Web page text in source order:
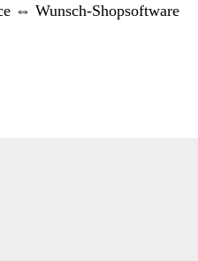
⇔ Wunsch-Shopsoftware